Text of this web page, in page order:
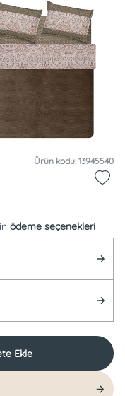
Ürün kodu: 13945540
ödeme seçenekleri
Ekle